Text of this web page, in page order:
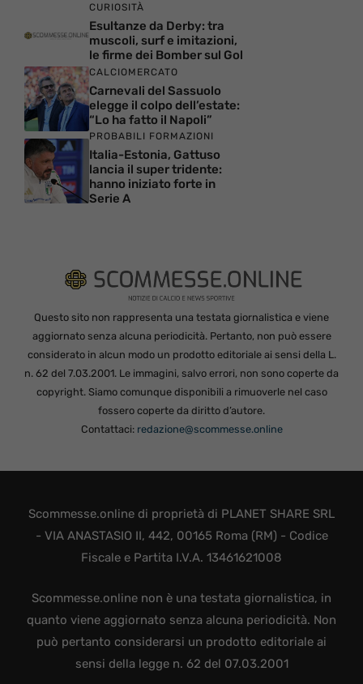
CURIOSITÀ
Esultanze da Derby: tra
muscoli, surf e imitazioni,
le firme dei Bomber sul Gol
CALCIOMERCATO
Carnevali del Sassuolo
elegge il colpo dell’estate:
“Lo ha fatto il Napoli”
PROBABILI FORMAZIONI
Italia-Estonia, Gattuso
lancia il super tridente:
hanno iniziato forte in
Serie A
Questo sito non rappresenta una testata giornalistica e viene
aggiornato senza alcuna periodicità. Pertanto, non può essere
considerato in alcun modo un prodotto editoriale ai sensi della L.
n. 62 del 7.03.2001. Le immagini, salvo errori, non sono coperte da
copyright. Siamo comunque disponibili a rimuoverle nel caso
fossero coperte da diritto d’autore.
Contattaci: redazione@scommesse.online
Scommesse.online di proprietà di PLANET SHARE SRL
- VIA ANASTASIO II, 442, 00165 Roma (RM) - Codice
Fiscale e Partita I.V.A. 13461621008
Scommesse.online non è una testata giornalistica, in
quanto viene aggiornato senza alcuna periodicità. Non
può pertanto considerarsi un prodotto editoriale ai
sensi della legge n. 62 del 07.03.2001